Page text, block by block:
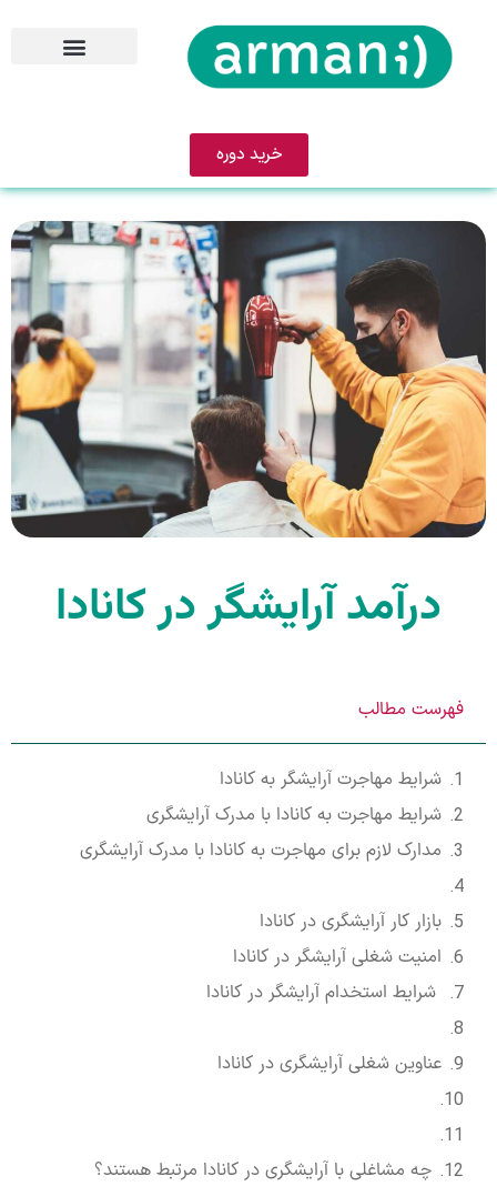
خرید دوره
درآمد آرایشگر در کانادا
فهرست مطالب
شرایط مهاجرت آرایشگر به کانادا
شرایط مهاجرت به کانادا با مدرک آرایشگری
مدارک لازم برای مهاجرت به کانادا با مدرک آرایشگری
بازار کار آرایشگری در کانادا
امنیت شغلی آرایشگر در کانادا
شرایط استخدام آرایشگر در کانادا
عناوین شغلی آرایشگری در کانادا
چه مشاغلی با آرایشگری در کانادا مرتبط هستند؟